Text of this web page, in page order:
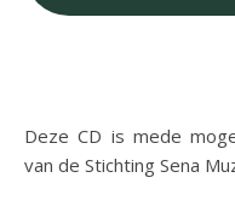
Deze CD is mede
van de Stichting Sena